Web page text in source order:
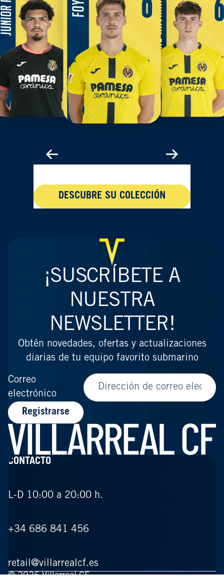
DESCUBRE SU COLECCIÓN
¡SUSCRÍBETE A
NUESTRA
NEWSLETTER!
Obtén novedades, ofertas y actualizaciones
diarias de tu equipo favorito submarino
Correo
electrónico
Registrarse
CONTACTO
L-D 10:00 a 20:00 h.
+34 686 841 456
retail@villarrealcf.es
© 2026Villarreal CF